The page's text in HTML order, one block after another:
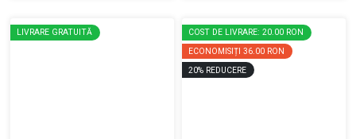
LIVRARE GRATUITĂ
COST DE LIVRARE: 20.00 RON
ECONOMISIȚI 36.00 RON
20% REDUCERE